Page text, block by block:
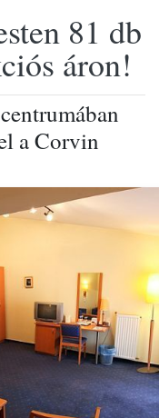
81 db
áron!
a Corvin